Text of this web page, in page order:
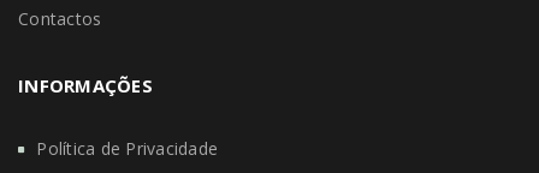
Contactos
INFORMAÇÕES
Política de Privacidade